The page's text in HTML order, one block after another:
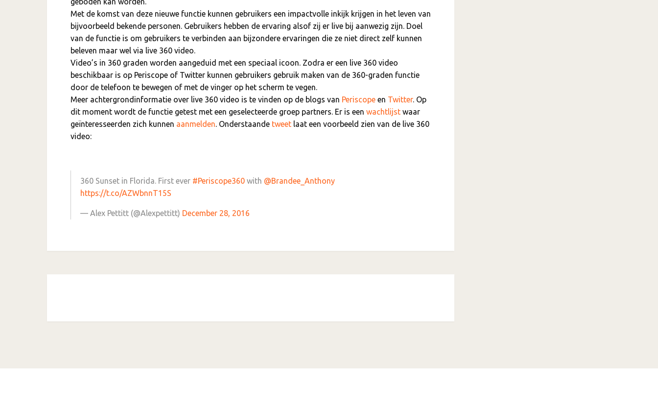
Met de komst van deze nieuwe functie kunnen gebruikers een impactvolle inkijk krijgen in het leven van
bijvoorbeeld bekende personen. Gebruikers hebben de ervaring alsof zij er live bij aanwezig zijn. Doel
van de functie is om gebruikers te verbinden aan bijzondere ervaringen die ze niet direct zelf kunnen
beleven maar wel via live 360 video.
Video’s in 360 graden worden aangeduid met een speciaal icoon. Zodra er een live 360 video
beschikbaar is op Periscope of Twitter kunnen gebruikers gebruik maken van de 360-graden functie
door de telefoon te bewegen of met de vinger op het scherm te vegen.
Meer achtergrondinformatie over live 360 video is te vinden op de blogs van Periscope en Twitter. Op
dit moment wordt de functie getest met een geselecteerde groep partners. Er is een wachtlijst waar
geïnteresseerden zich kunnen aanmelden. Onderstaande tweet laat een voorbeeld zien van de live 360
video:
360 Sunset in Florida. First ever #Periscope360 with @Brandee_Anthony
https://t.co/AZWbnnT15S
— Alex Pettitt (@Alexpettitt) December 28, 2016